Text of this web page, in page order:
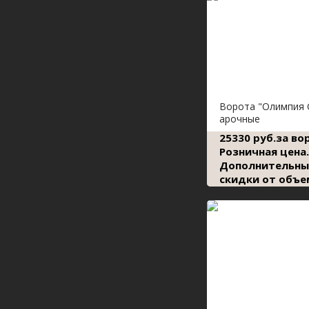
Ворота "Олимпия
арочные
25330 руб.за
Розничная цена.
скидки от